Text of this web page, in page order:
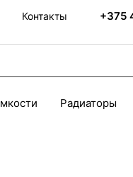
Контакты +375
Радиаторы